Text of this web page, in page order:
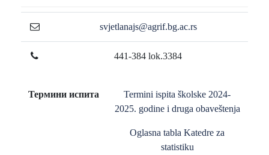
svjetlanajs@agrif.bg.ac.rs
441-384 lok.3384
Термини испита
Termini ispita školske 2024-
2025. godine i druga obaveštenja
Oglasna tabla Katedre za
statistiku